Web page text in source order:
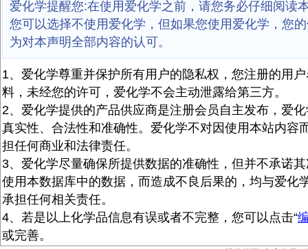
爱化学提醒您:在使用爱化学之前，请您务必仔细阅读
您可以选择不使用爱化学，但如果您使用爱化学，您
为对本声明全部内容的认可。
1、爱化学尊重并保护所有用户的隐私权，您注册的用
料，未经您的许可，爱化学不会主动泄露给第三方。
2、爱化学提供的产品供应商是注册会员自主发布，爱
真实性、合法性和准确性。爱化学不对因使用本站内容
担任何商业和法律责任。
3、爱化学尽量确保所提供数据的准确性，但并不承诺
使用本数据库中的数据，而造成不良后果的，均与爱化
承担任何相关责任。
4、若是以上化学品信息有误或者不完整，您可以点击“
或完善。